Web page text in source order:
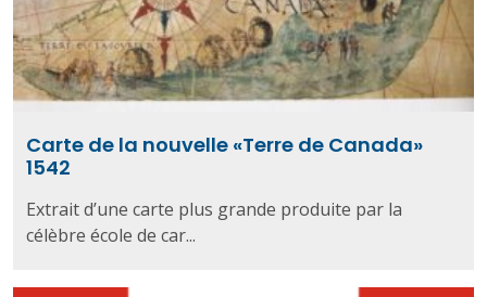
Carte de la nouvelle «Terre de Canada»
1542
Extrait d’une carte plus grande produite par la
célèbre école de car...